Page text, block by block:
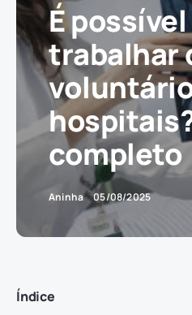
É possível
trabalhar
completo
Aninha 05/08/2025
Índice